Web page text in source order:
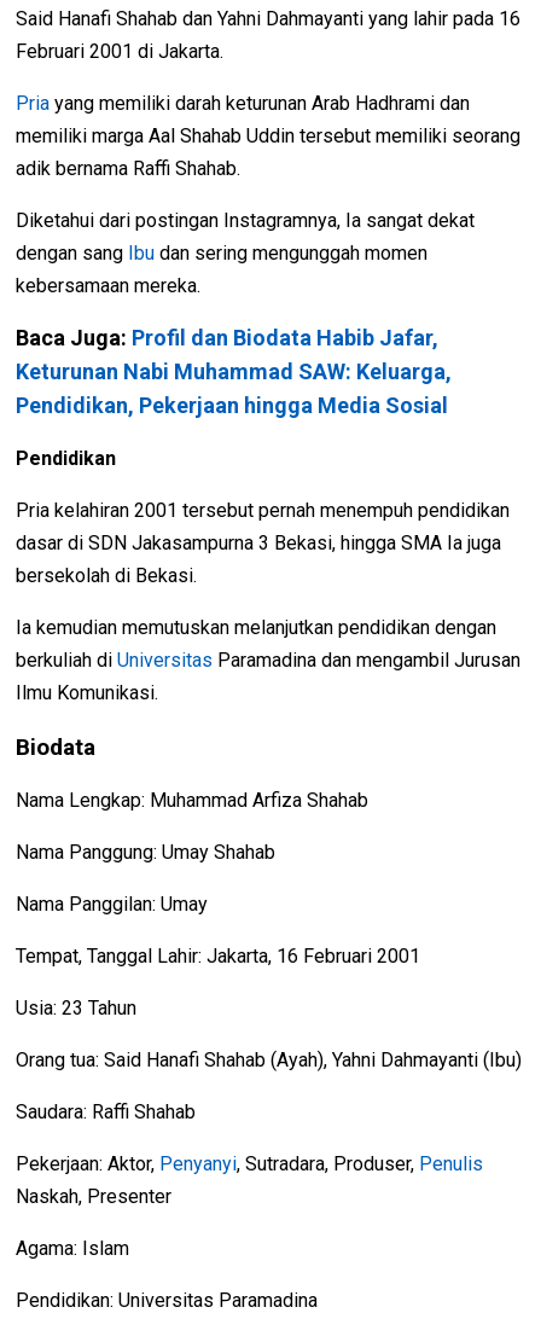
Said Hanafi Shahab dan Yahni Dahmayanti yang lahir pada 16
Februari 2001 di Jakarta.
Pria yang memiliki darah keturunan Arab Hadhrami dan
memiliki marga Aal Shahab Uddin tersebut memiliki seorang
adik bernama Raffi Shahab.
Diketahui dari postingan Instagramnya, Ia sangat dekat
dengan sang Ibu dan sering mengunggah momen
kebersamaan mereka.
Baca Juga: Profil dan Biodata Habib Jafar,
Keturunan Nabi Muhammad SAW: Keluarga,
Pendidikan, Pekerjaan hingga Media Sosial
Pendidikan
Pria kelahiran 2001 tersebut pernah menempuh pendidikan
dasar di SDN Jakasampurna 3 Bekasi, hingga SMA Ia juga
bersekolah di Bekasi.
Ia kemudian memutuskan melanjutkan pendidikan dengan
berkuliah diUniversitas Paramadina dan mengambil Jurusan
Ilmu Komunikasi.
Biodata
Nama Lengkap: Muhammad Arfiza Shahab
Nama Panggung: Umay Shahab
Nama Panggilan: Umay
Tempat, Tanggal Lahir: Jakarta, 16 Februari 2001
Usia: 23 Tahun
Orang tua: Said Hanafi Shahab (Ayah), Yahni Dahmayanti (Ibu)
Saudara: Raffi Shahab
Pekerjaan: Aktor, Penyanyi, Sutradara, Produser, Penulis
Naskah, Presenter
Agama: Islam
Pendidikan: Universitas Paramadina